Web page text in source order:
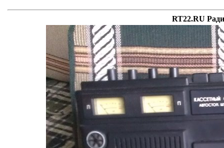
RT22.RU